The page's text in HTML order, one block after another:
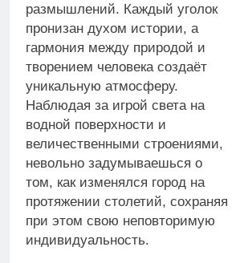
размышлений. Каждый уголок
пронизан духом истории, а
гармония между природой и
творением человека создаёт
уникальную атмосферу.
Наблюдая за игрой света на
водной поверхности и
величественными строениями,
невольно задумываешься о
том, как изменялся город на
протяжении столетий, сохраняя
при этом свою неповторимую
индивидуальность.